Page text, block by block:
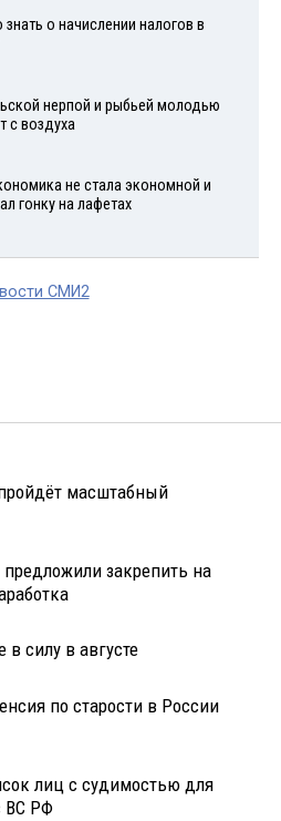
о начислении налогов в
нерпой и рыбьей молодью
с воздуха
не стала экономной и
гонку на лафетах
СМИ2
масштабный
закрепить на
силу в августе
по старости в России
лиц с судимостью для
ВС РФ